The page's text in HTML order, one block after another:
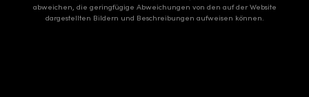
abweichen, die geringfügige Abweichungen von den auf der Website
dargestellten Bildern und Beschreibungen aufweisen können.